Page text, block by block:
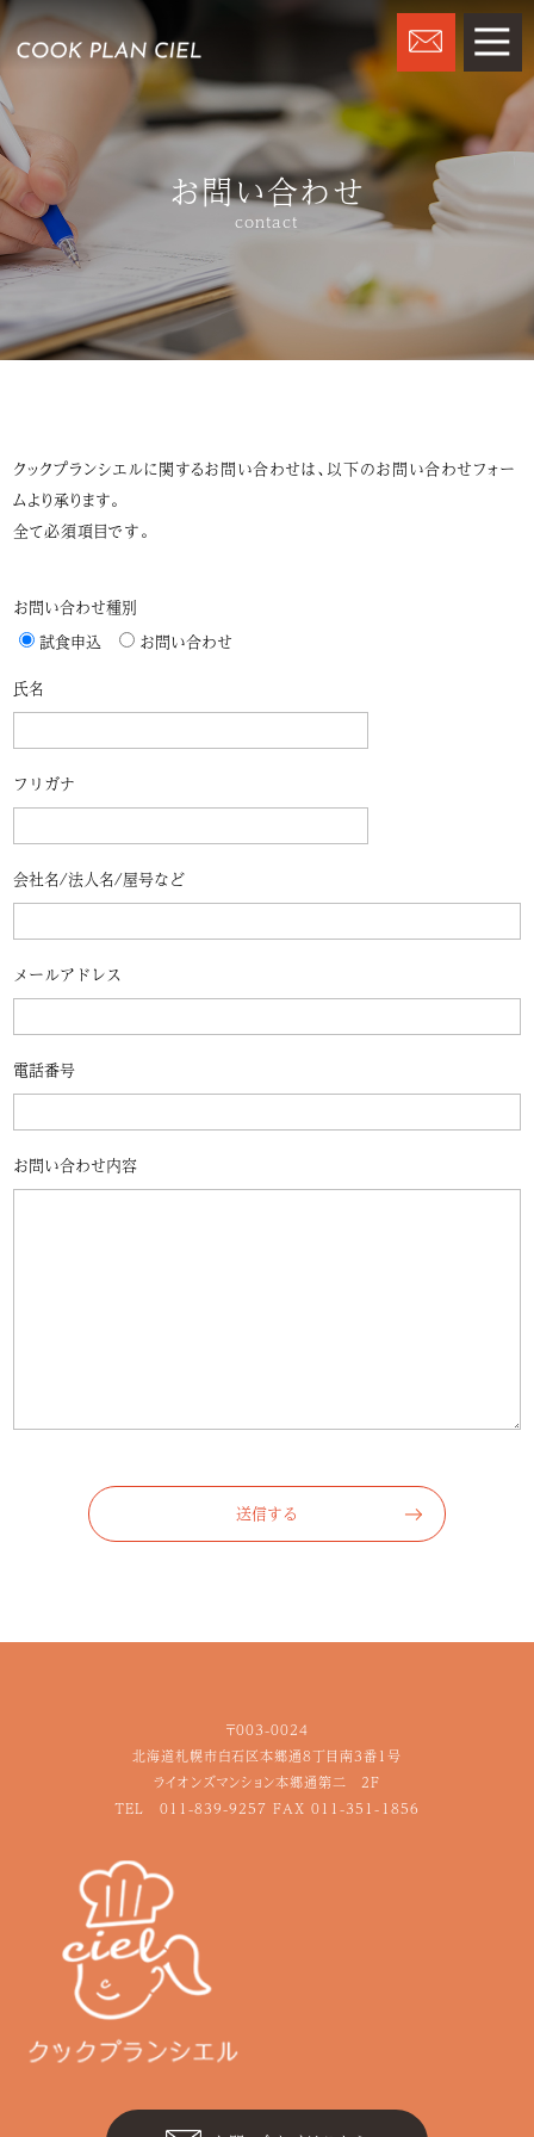
お問い合わせ
contact
クックプランシエルに関するお問い合わせは、以下のお問い合わせフォー
ムより承ります。
全て必須項目です。
お問い合わせ種別
試食申込
お問い合わせ
氏名
フリガナ
会社名/法人名/屋号など
メールアドレス
電話番号
お問い合わせ内容
〒003-0024
北海道札幌市白石区本郷通8丁目南3番1号
ライオンズマンション本郷通第二 2F
TEL 011-839-9257 FAX 011-351-1856